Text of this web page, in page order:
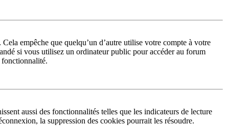
empêche que quelqu’un d’autre utilise votre compte à votre
si vous utilisez un ordinateur public pour accéder au forum
fonctionnalité.
aussi des fonctionnalités telles que les indicateurs de lecture
la suppression des cookies pourrait les résoudre.